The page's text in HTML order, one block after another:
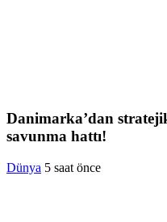
Danimarka’dan
savunma hattı!
Dünya 5 saat önce